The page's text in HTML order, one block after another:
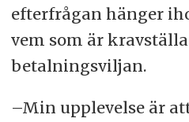
efterfrågan hänger
vem som är
betalningsviljan.
–Min upplevelse är